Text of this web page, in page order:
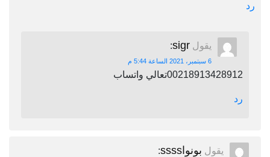
رد
يقول sigr
:
6 سبتمبر، 2021 الساعة 5:44 م
00218913428912تعالي واتساب
رد
يقول بونواssss :